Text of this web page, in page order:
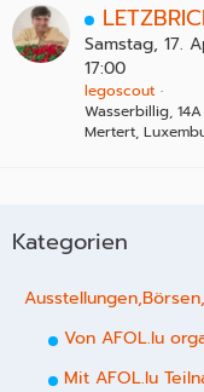
Samstag, 17.
17:00
legoscout
Wasserbillig,
Mertert,
Kategorien
Von AFOL.lu
Mit AFOL.lu